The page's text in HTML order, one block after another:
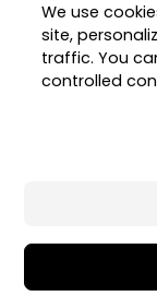
We use
site,
traffic. You
controlled